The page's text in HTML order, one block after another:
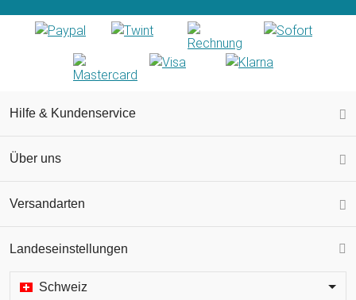
Hilfe & Kundenservice
Über uns
Versandarten
Landeseinstellungen
Schweiz